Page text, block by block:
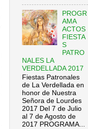
PROGR
AMA
ACTOS
FIESTA
S
PATRO
NALES LA
VERDELLADA 2017
Fiestas Patronales
de La Verdellada en
honor de Nuestra
Señora de Lourdes
2017 Del 7 de Julio
al 7 de Agosto de
2017 PROGRAMA...